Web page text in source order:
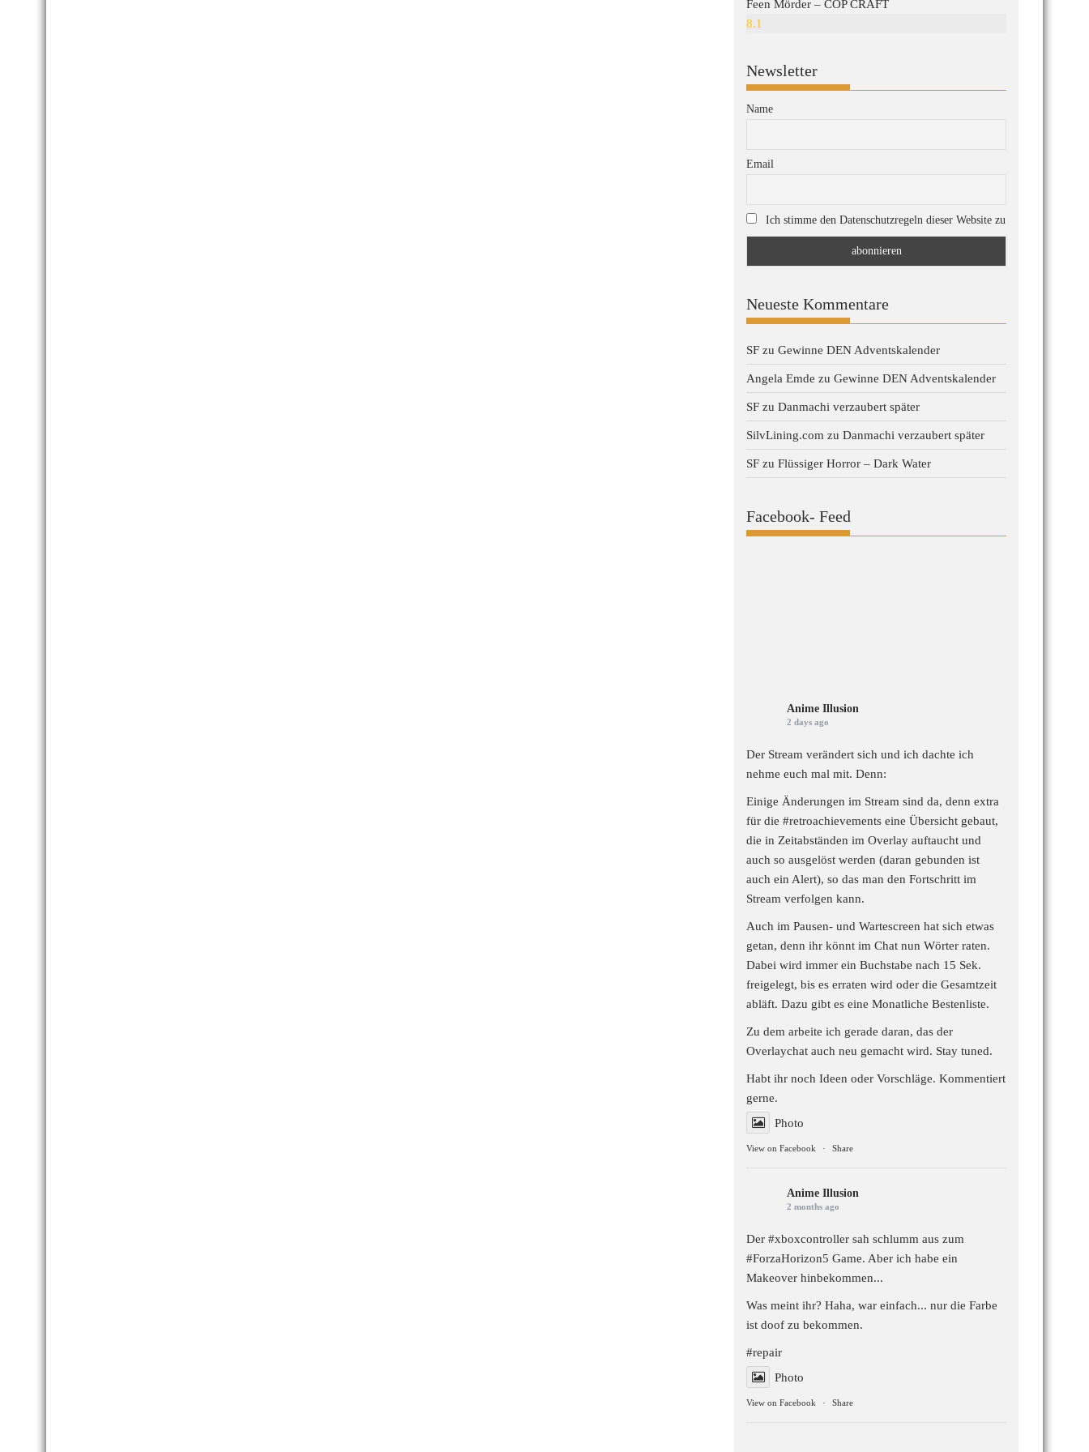
Feen Mörder – COP CRAFT
8.1
Newsletter
Name
Email
Ich stimme den Datenschutzregeln dieser Website zu
Neueste Kommentare
SF zu Gewinne DEN Adventskalender
Angela Emde zu Gewinne DEN Adventskalender
SF zu Danmachi verzaubert später
SilvLining.com zu Danmachi verzaubert später
SF zu Flüssiger Horror – Dark Water
Facebook- Feed
Anime Illusion
2 days ago
Der Stream verändert sich und ich dachte ich
nehme euch mal mit. Denn:
Einige Änderungen im Stream sind da, denn extra
für die #retroachievements eine Übersicht gebaut,
die in Zeitabständen im Overlay auftaucht und
auch so ausgelöst werden (daran gebunden ist
auch ein Alert), so das man den Fortschritt im
Stream verfolgen kann.
Auch im Pausen- und Wartescreen hat sich etwas
getan, denn ihr könnt im Chat nun Wörter raten.
Dabei wird immer ein Buchstabe nach 15 Sek.
freigelegt, bis es erraten wird oder die Gesamtzeit
abläft. Dazu gibt es eine Monatliche Bestenliste.
Zu dem arbeite ich gerade daran, das der
Overlaychat auch neu gemacht wird. Stay tuned.
Habt ihr noch Ideen oder Vorschläge. Kommentiert
gerne.
Photo
View on Facebook · Share
Anime Illusion
2 months ago
Der #xboxcontroller sah schlumm aus zum
#ForzaHorizon5 Game. Aber ich habe ein
Makeover hinbekommen...
Was meint ihr? Haha, war einfach... nur die Farbe
ist doof zu bekommen.
#repair
Photo
View on Facebook · Share